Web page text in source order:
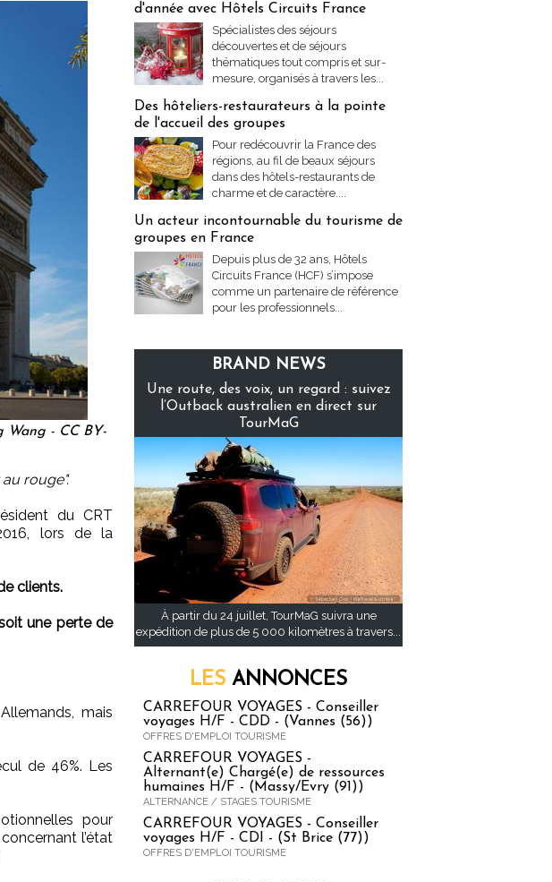
Wang - CC BY-
rouge".
du CRT
lors de la
clients.
une perte de
mais
de 46%. Les
pour
l’état
d'année avec Hôtels Circuits France
Spécialistes des séjours
découvertes et de séjours
thématiques tout compris et sur-
mesure, organisés à travers les...
Des hôteliers-restaurateurs à la pointe
de l'accueil des groupes
Pour redécouvrir la France des
régions, au fil de beaux séjours
dans des hôtels-restaurants de
charme et de caractère....
Un acteur incontournable du tourisme de
groupes en France
Depuis plus de 32 ans, Hôtels
Circuits France (HCF) s’impose
comme un partenaire de référence
pour les professionnels...
BRAND NEWS
Une route, des voix, un regard : suivez
l’Outback australien en direct sur
TourMaG
À partir du 24 juillet, TourMaG suivra une
expédition de plus de 5 000 kilomètres à travers...
LES ANNONCES
CARREFOUR VOYAGES - Conseiller
voyages H/F - CDD - (Vannes (56))
OFFRES D'EMPLOI TOURISME
CARREFOUR VOYAGES -
Alternant(e) Chargé(e) de ressources
humaines H/F - (Massy/Evry (91))
ALTERNANCE / STAGES TOURISME
CARREFOUR VOYAGES - Conseiller
voyages H/F - CDI - (St Brice (77))
OFFRES D'EMPLOI TOURISME